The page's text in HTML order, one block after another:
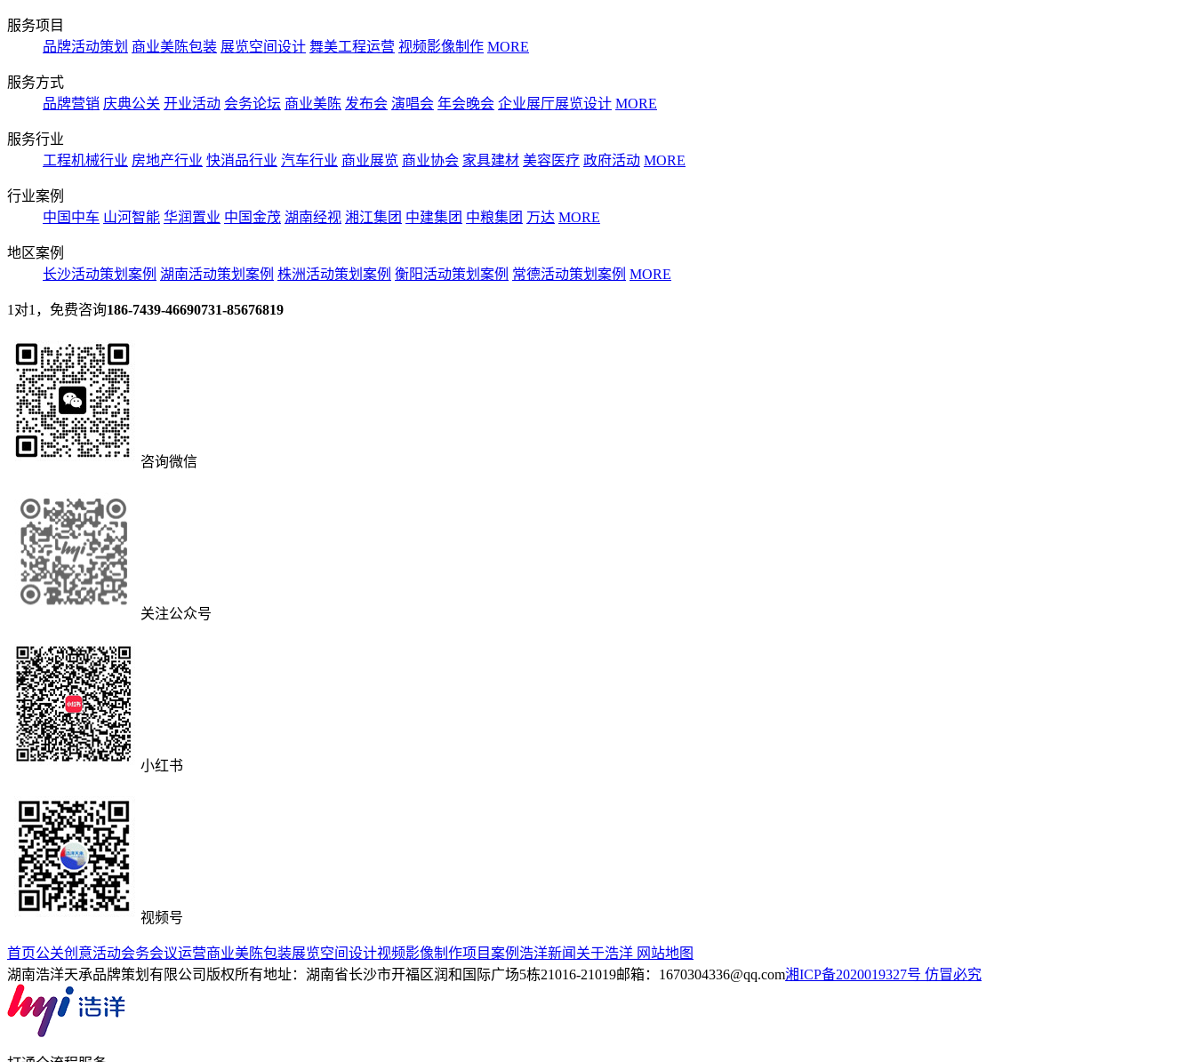
服务项目
品牌活动策划 商业美陈包装 展览空间设计 舞美工程运营 视频影像制作 MORE
服务方式
品牌营销 庆典公关 开业活动 会务论坛 商业美陈 发布会 演唱会 年会晚会 企业展厅展览设计 MORE
服务行业
工程机械行业 房地产行业 快消品行业 汽车行业 商业展览 商业协会 家具建材 美容医疗 政府活动 MORE
行业案例
中国中车 山河智能 华润置业 中国金茂 湖南经视 湘江集团 中建集团 中粮集团 万达 MORE
地区案例
长沙活动策划案例 湖南活动策划案例 株洲活动策划案例 衡阳活动策划案例 常德活动策划案例 MORE
1对1，免费咨询186-7439-46690731-85676819
咨询微信
关注公众号
小红书
视频号
首页公关创意活动会务会议运营商业美陈包装展览空间设计视频影像制作项目案例 浩洋新闻 关于浩洋 网站地图
湖南浩洋天承品牌策划有限公司版权所有地址：湖南省长沙市开福区润和国际广场5栋21016-21019邮箱：1670304336@qq.com湘ICP备2020019327号 仿冒必究